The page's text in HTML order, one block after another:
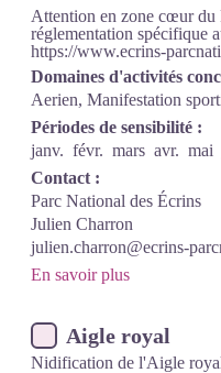
Attention en zone cœur du
réglementation spécifique
https://www.ecrins-
Domaines d'activités
Aerien, Manifestation
Périodes de sensibilité :
janv. févr. mars avr. mai
Contact :
Parc National des Écrins
Julien Charron
julien.charron@ecrins-
En savoir plus
Aigle royal
Nidification de l'Aigle